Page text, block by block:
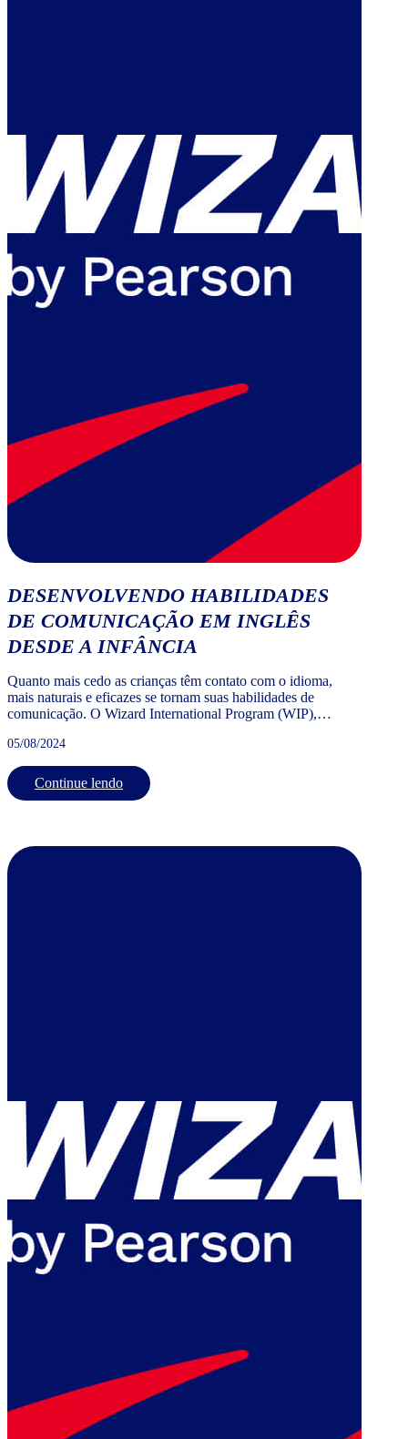
DESENVOLVENDO HABILIDADES
DE COMUNICAÇÃO EM INGLÊS
DESDE A INFÂNCIA
Quanto mais cedo as crianças têm contato com o idioma,
mais naturais e eficazes se tornam suas habilidades de
comunicação. O Wizard International Program (WIP),
desenvolvido para garantir que esse aprendizado comece na
infância, proporcionando uma base sólida para o futuro dos
alunos.
05/08/2024
Continue lendo